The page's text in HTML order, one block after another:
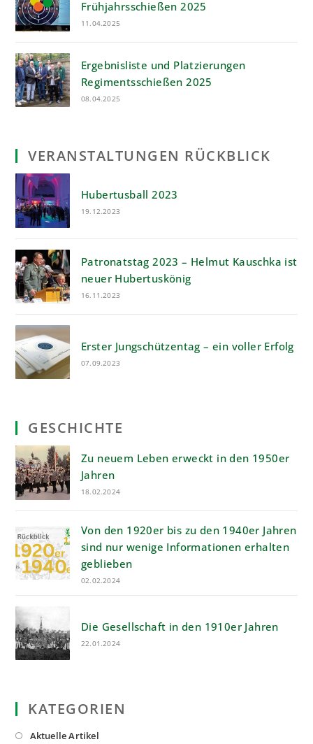
Frühjahrsschießen 2025
11.04.2025
Ergebnisliste und Platzierungen
Regimentsschießen 2025
08.04.2025
VERANSTALTUNGEN RÜCKBLICK
Hubertusball 2023
19.12.2023
Patronatstag 2023 – Helmut Kauschka ist
neuer Hubertuskönig
16.11.2023
Erster Jungschützentag – ein voller Erfolg
07.09.2023
GESCHICHTE
Zu neuem Leben erweckt in den 1950er
Jahren
18.02.2024
Von den 1920er bis zu den 1940er Jahren
sind nur wenige Informationen erhalten
geblieben
02.02.2024
Die Gesellschaft in den 1910er Jahren
22.01.2024
KATEGORIEN
Aktuelle ArtikelOpens